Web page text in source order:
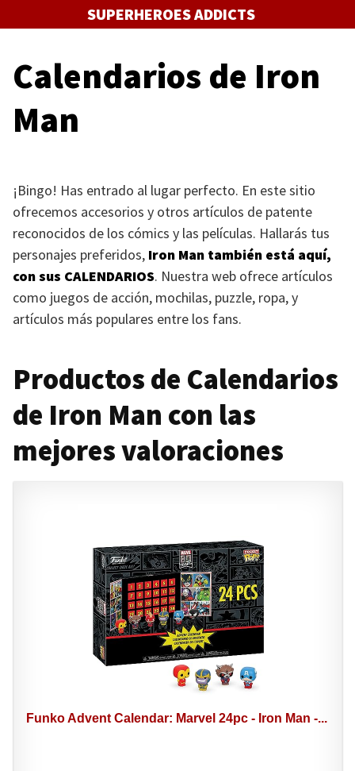
al
SUPERHEROES ADDICTS
Calendarios de Iron
Man
¡Bingo! Has entrado al lugar perfecto. En este sitio
ofrecemos accesorios y otros artículos de patente
reconocidos de los cómics y las películas. Hallarás tus
personajes preferidos, Iron Man también está aquí,
con sus CALENDARIOS. Nuestra web ofrece artículos
como juegos de acción, mochilas, puzzle, ropa, y
artículos más populares entre los fans.
Productos de Calendarios
de Iron Man con las
mejores valoraciones
Funko Advent Calendar: Marvel 24pc - Iron Man -...